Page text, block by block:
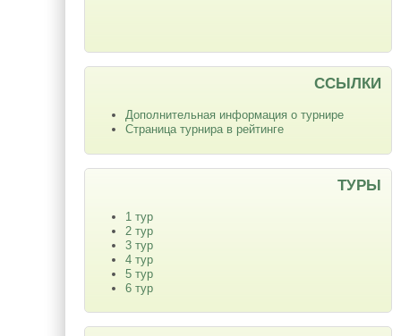
ССЫЛКИ
Дополнительная информация о турнире
Страница турнира в рейтинге
ТУРЫ
1 тур
2 тур
3 тур
4 тур
5 тур
6 тур